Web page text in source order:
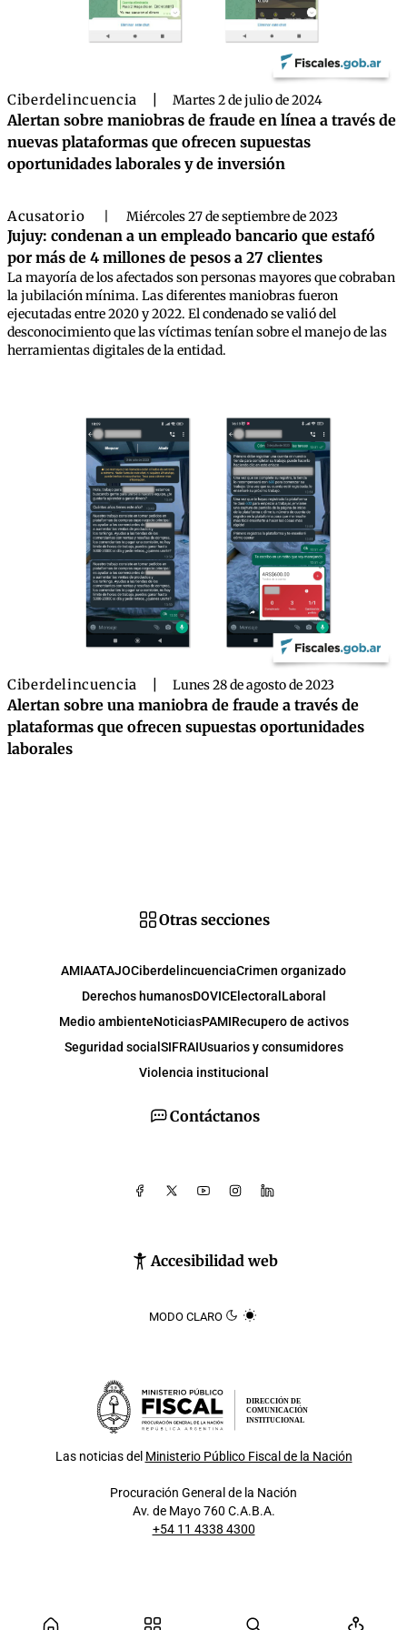
Ciberdelincuencia Martes 2 de julio de 2024
Alertan sobre maniobras de fraude en línea a través de
nuevas plataformas que ofrecen supuestas
oportunidades laborales y de inversión
Acusatorio Miércoles 27 de septiembre de 2023
Jujuy: condenan a un empleado bancario que estafó
por más de 4 millones de pesos a 27 clientes
La mayoría de los afectados son personas mayores que cobraban
la jubilación mínima. Las diferentes maniobras fueron
ejecutadas entre 2020 y 2022. El condenado se valió del
desconocimiento que las víctimas tenían sobre el manejo de las
herramientas digitales de la entidad.
Ciberdelincuencia Lunes 28 de agosto de 2023
Alertan sobre una maniobra de fraude a través de
plataformas que ofrecen supuestas oportunidades
laborales
Contáctanos
Accesibilidad web
MODO CLARO
Otras secciones
AMIAATAJOCiberdelincuenciaCrimen organizado
Derechos humanosDOVICElectoral Laboral
Medio ambienteNoticiasPAMIRecupero de activos
Seguridad social SIFRAIUsuarios y consumidores
Violencia institucional
DIRECCIÓN DE
COMUNICACIÓN
INSTITUCIONAL
Las noticias del Ministerio Público Fiscal de la Nación
Procuración General de la Nación
Av. de Mayo 760 C.A.B.A.
+54 11 4338 4300